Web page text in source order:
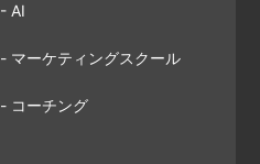
- AI
- マーケティングスクール
- コーチング